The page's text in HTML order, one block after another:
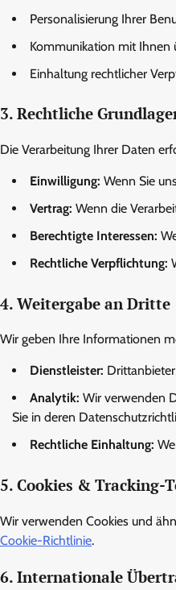
Personalisierung Ihrer
Kommunikation mit Ihnen
Einhaltung rechtlicher
3. Rechtliche
Die Verarbeitung Ihrer Daten
Einwilligung: Wenn Sie
Vertrag: Wenn die
Berechtigte Interessen:
Rechtliche Verpflichtung:
4. Weitergabe an Dritte
Wir geben Ihre Informationen
Dienstleister:
Analytik: Wir verwenden
Sie in deren
Rechtliche Einhaltung:
5. Cookies & Tracking-
Wir verwenden Cookies und
Cookie-Richtlinie.
6. Internationale